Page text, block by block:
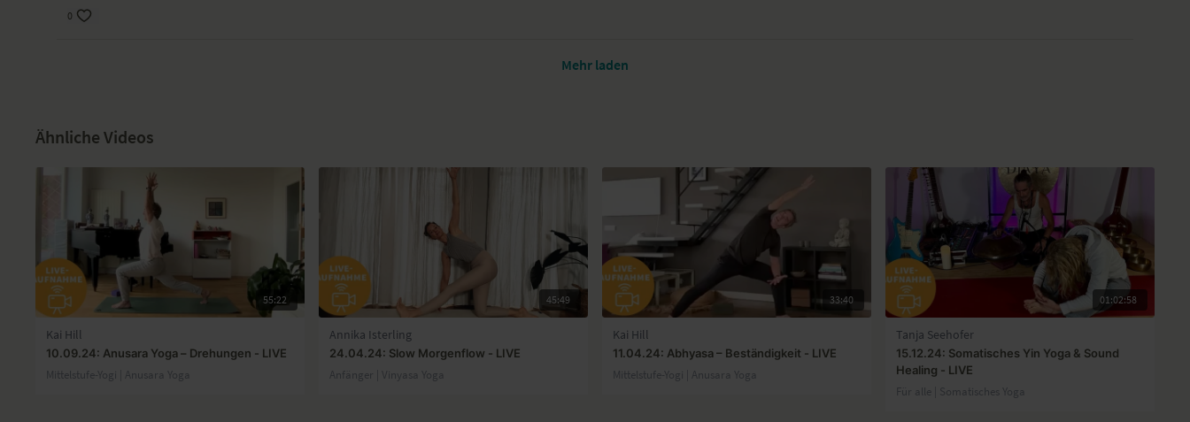
0
Mehr laden
Ähnliche Videos
55:22
Kai Hill
10.09.24: Anusara Yoga – Drehungen - LIVE
Mittelstufe-Yogi | Anusara Yoga
45:49
Annika Isterling
24.04.24: Slow Morgenflow - LIVE
Anfänger | Vinyasa Yoga
33:40
Kai Hill
11.04.24: Abhyasa – Beständigkeit - LIVE
Mittelstufe-Yogi | Anusara Yoga
01:02:58
Tanja Seehofer
15.12.24: Somatisches Yin Yoga & Sound
Healing - LIVE
Für alle | Somatisches Yoga